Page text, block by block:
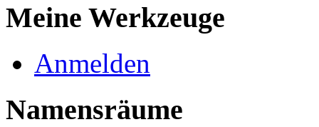
Meine Werkzeuge
Anmelden
Namensräume